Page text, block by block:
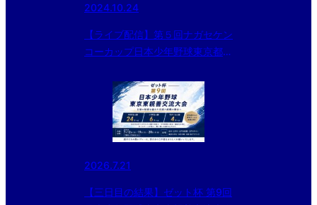
2024.10.24
【ライブ配信】第５回ナガセケン
コーカップ日本少年野球東京都東
2026.7.21
【三日目の結果】ゼット杯 第9回